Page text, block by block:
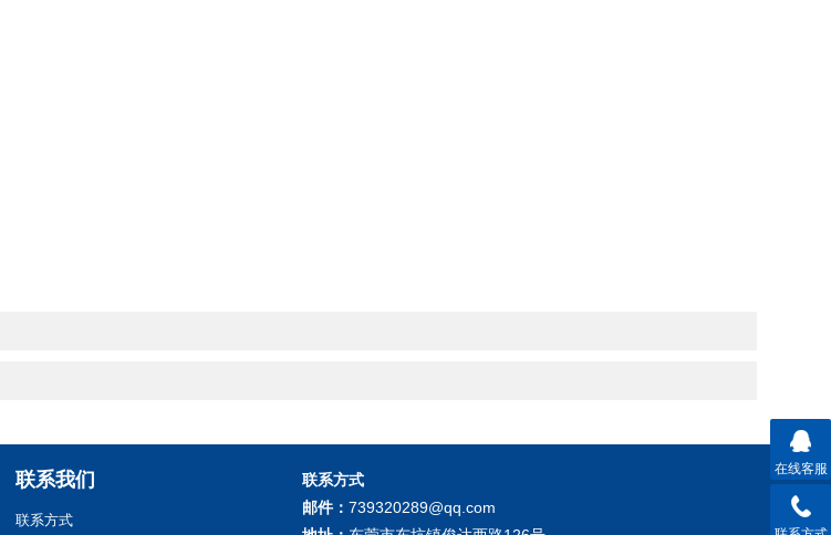
联系我们
联系方式
联系方式
邮件： 739320289@qq.com
在线客服